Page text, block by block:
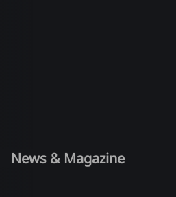
News & Magazine